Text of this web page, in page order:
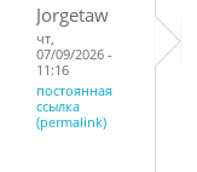
Jorgetaw
чт,
07/09/2026 -
11:16
постоянная
ссылка
(permalink)